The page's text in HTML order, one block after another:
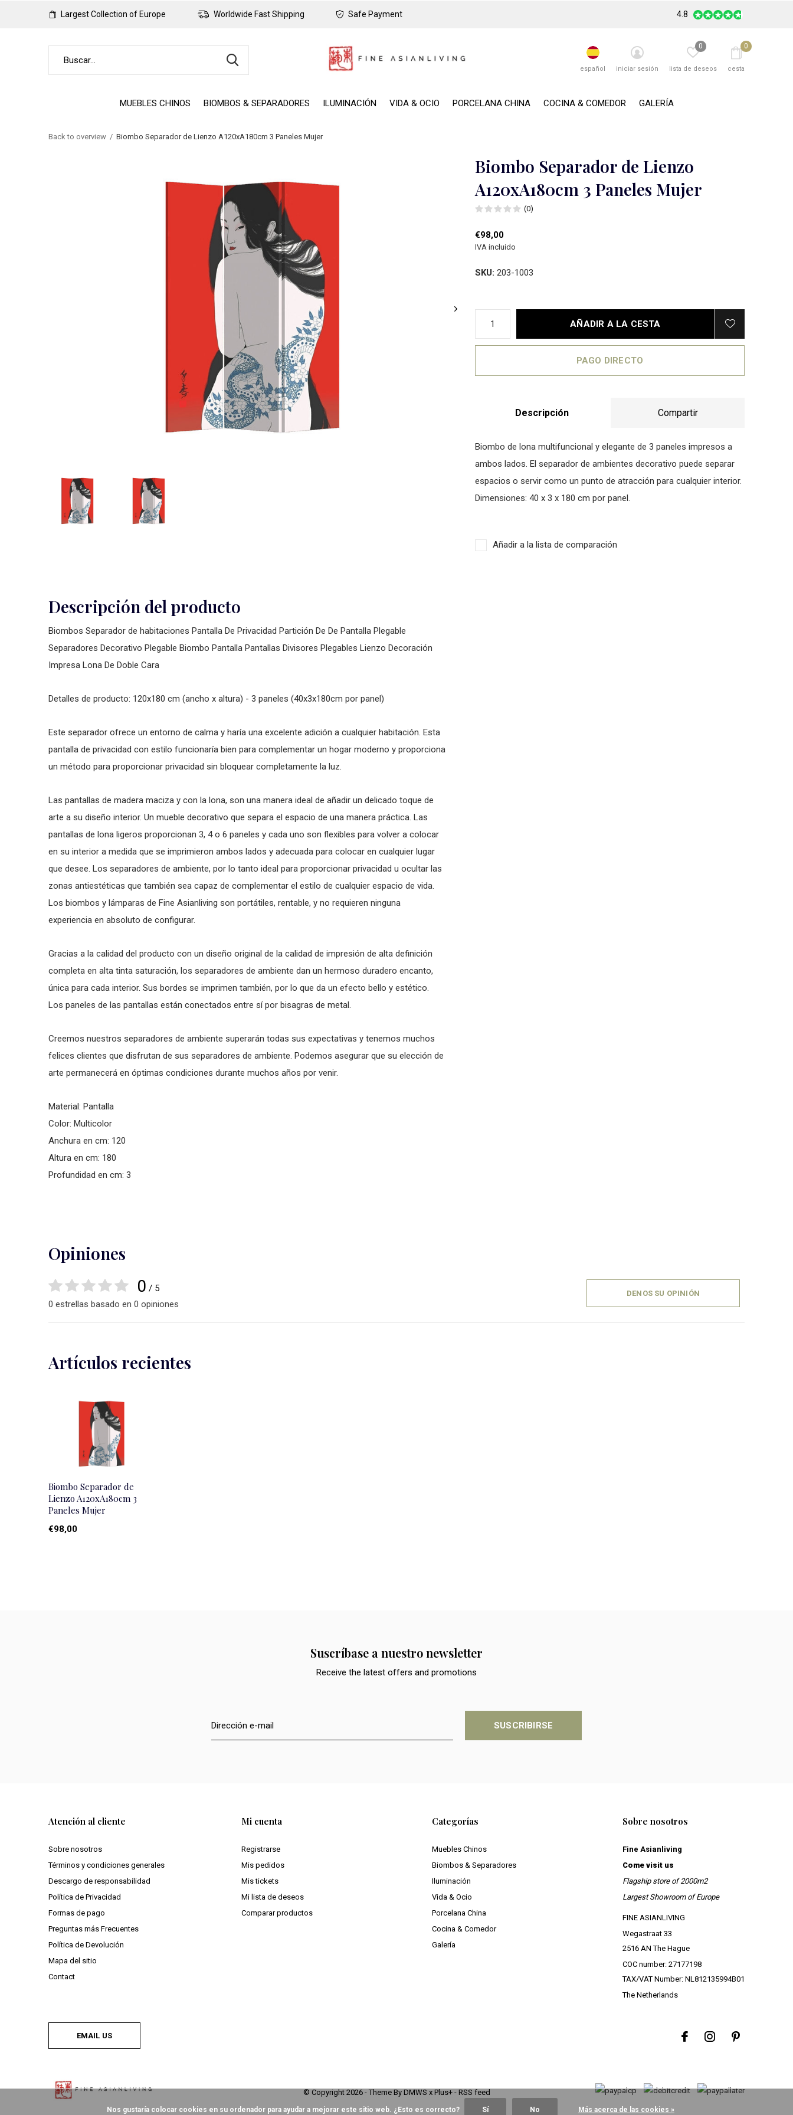
MUEBLES CHINOS BIOMBOS & SEPARADORES ILUMINACIÓN VIDA & OCIO PORCELANA CHINA COCINA & COMEDOR GALERÍA
español iniciar sesión lista de deseos
0
cesta
0
Largest Collection of Europe Worldwide Fast Shipping Safe Payment 4.8
Back to overview Biombo Separador de Lienzo A120xA180cm 3 Paneles Mujer
Biombo Separador de Lienzo
A120xA180cm 3 Paneles Mujer
(0)
€98,00
IVA incluido
SKU: 203-1003
AÑADIR A LA CESTA
PAGO DIRECTO
Descripción Compartir
Biombo de lona multifuncional y elegante de 3 paneles impresos a
ambos lados. El separador de ambientes decorativo puede separar
espacios o servir como un punto de atracción para cualquier interior.
Dimensiones: 40 x 3 x 180 cm por panel.
Añadir a la lista de comparación
Descripción del producto
Biombos Separador de habitaciones Pantalla De Privacidad Partición De De Pantalla Plegable
Separadores Decorativo Plegable Biombo Pantalla Pantallas Divisores Plegables Lienzo Decoración
Impresa Lona De Doble Cara
Detalles de producto: 120x180 cm (ancho x altura) - 3 paneles (40x3x180cm por panel)
Este separador ofrece un entorno de calma y haría una excelente adición a cualquier habitación. Esta
pantalla de privacidad con estilo funcionaría bien para complementar un hogar moderno y proporciona
un método para proporcionar privacidad sin bloquear completamente la luz.
Las pantallas de madera maciza y con la lona, son una manera ideal de añadir un delicado toque de
arte a su diseño interior. Un mueble decorativo que separa el espacio de una manera práctica. Las
pantallas de lona ligeros proporcionan 3, 4 o 6 paneles y cada uno son flexibles para volver a colocar
en su interior a medida que se imprimieron ambos lados y adecuada para colocar en cualquier lugar
que desee. Los separadores de ambiente, por lo tanto ideal para proporcionar privacidad u ocultar las
zonas antiestéticas que también sea capaz de complementar el estilo de cualquier espacio de vida.
Los biombos y lámparas de Fine Asianliving son portátiles, rentable, y no requieren ninguna
experiencia en absoluto de configurar.
Gracias a la calidad del producto con un diseño original de la calidad de impresión de alta definición
completa en alta tinta saturación, los separadores de ambiente dan un hermoso duradero encanto,
única para cada interior. Sus bordes se imprimen también, por lo que da un efecto bello y estético.
Los paneles de las pantallas están conectados entre sí por bisagras de metal.
Creemos nuestros separadores de ambiente superarán todas sus expectativas y tenemos muchos
felices clientes que disfrutan de sus separadores de ambiente. Podemos asegurar que su elección de
arte permanecerá en óptimas condiciones durante muchos años por venir.
Material: Pantalla
Color: Multicolor
Anchura en cm: 120
Altura en cm: 180
Profundidad en cm: 3
Opiniones
0 / 5
0 estrellas basado en 0 opiniones
DENOS SU OPINIÓN
Artículos recientes
Biombo Separador de
Lienzo A120xA180cm 3
Paneles Mujer
€98,00
Suscríbase a nuestro newsletter
Receive the latest offers and promotions
SUSCRIBIRSE
Atención al cliente
Sobre nosotros
Términos y condiciones generales
Descargo de responsabilidad
Política de Privacidad
Formas de pago
Preguntas más Frecuentes
Política de Devolución
Mapa del sitio
Contact
Mi cuenta
Registrarse
Mis pedidos
Mis tickets
Mi lista de deseos
Comparar productos
Categorías
Muebles Chinos
Biombos & Separadores
Iluminación
Vida & Ocio
Porcelana China
Cocina & Comedor
Galería
Sobre nosotros
Fine Asianliving
Come visit us
Flagship store of 2000m2
Largest Showroom of Europe
FINE ASIANLIVING
Wegastraat 33
2516 AN The Hague
COC number: 27177198
TAX/VAT Number: NL812135994B01
The Netherlands
EMAIL US
© Copyright 2026- Theme By DMWS x Plus+- RSS feed
Nos gustaría colocar cookies en su ordenador para ayudar a mejorar este sitio web. ¿Esto es correcto? Sí No Más acerca de las cookies »